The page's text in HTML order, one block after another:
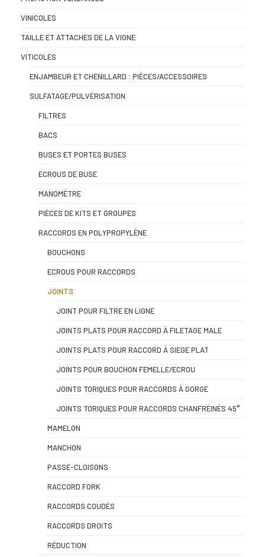
VINICOLES
TAILLE ET ATTACHES DE LA VIGNE
VITICOLES
ENJAMBEUR ET CHENILLARD : PIÈCES/ACCESSOIRES
SULFATAGE/PULVÉRISATION
FILTRES
BACS
BUSES ET PORTES BUSES
ECROUS DE BUSE
MANOMÈTRE
PIÈCES DE KITS ET GROUPES
RACCORDS EN POLYPROPYLÈNE
BOUCHONS
ECROUS POUR RACCORDS
JOINTS
JOINT POUR FILTRE EN LIGNE
JOINTS PLATS POUR RACCORD À FILETAGE MALE
JOINTS PLATS POUR RACCORD À SIEGE PLAT
JOINTS POUR BOUCHON FEMELLE/ECROU
JOINTS TORIQUES POUR RACCORDS À GORGE
JOINTS TORIQUES POUR RACCORDS CHANFRÉINÉS 45°
MAMELON
MANCHON
PASSE-CLOISONS
RACCORD FORK
RACCORDS COUDÉS
RACCORDS DROITS
RÉDUCTION